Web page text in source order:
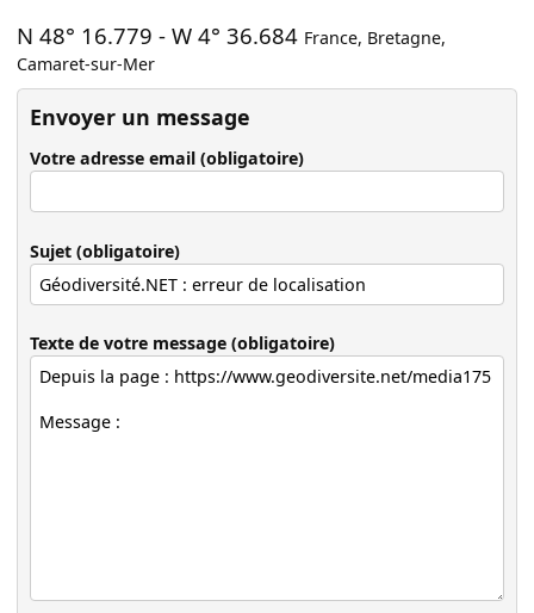
N 48° 16.779 -W 4° 36.684 France, Bretagne,
Camaret-sur-Mer
Envoyer un message
Votre adresse email (obligatoire)
Sujet (obligatoire)
Texte de votre message (obligatoire)